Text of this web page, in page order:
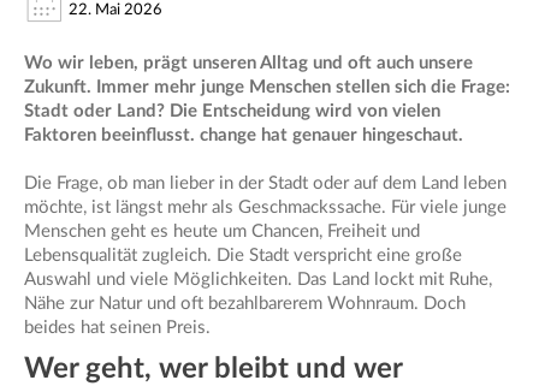
22. Mai 2026
Wo wir leben, prägt unseren Alltag und oft auch unsere
Zukunft. Immer mehr junge Menschen stellen sich die Frage:
Stadt oder Land? Die Entscheidung wird von vielen
Faktoren beeinflusst. change hat genauer hingeschaut.
Die Frage, ob man lieber in der Stadt oder auf dem Land leben
möchte, ist längst mehr als Geschmackssache. Für viele junge
Menschen geht es heute um Chancen, Freiheit und
Lebensqualität zugleich. Die Stadt verspricht eine große
Auswahl und viele Möglichkeiten. Das Land lockt mit Ruhe,
Nähe zur Natur und oft bezahlbarerem Wohnraum. Doch
beides hat seinen Preis.
Wer geht, wer bleibt und wer